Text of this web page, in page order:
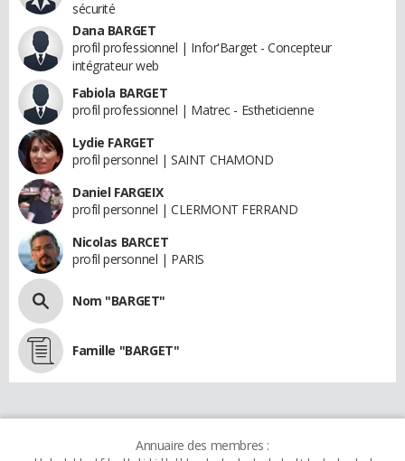
sécurité
Dana BARGET
profil professionnel | Infor'Barget - Concepteur
intégrateur web
Fabiola BARGET
profil professionnel | Matrec - Estheticienne
Lydie FARGET
profil personnel | SAINT CHAMOND
Daniel FARGEIX
profil personnel | CLERMONT FERRAND
Nicolas BARCET
profil personnel | PARIS
Nom "BARGET"
Famille "BARGET"
Annuaire des membres :